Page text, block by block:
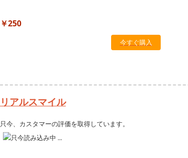
￥250
今すぐ購入
リアルスマイル
只今、カスタマーの評価を取得しています。